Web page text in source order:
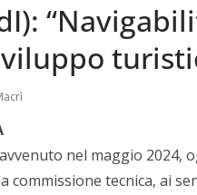
nel maggio 2024,
commissione tecnica, ai